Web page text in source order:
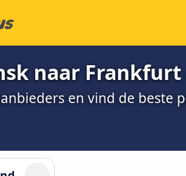
naar Frankfurt
en vind de beste